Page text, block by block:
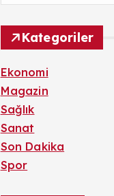
Kategoriler
Ekonomi
Magazin
Sağlık
Sanat
Son Dakika
Spor